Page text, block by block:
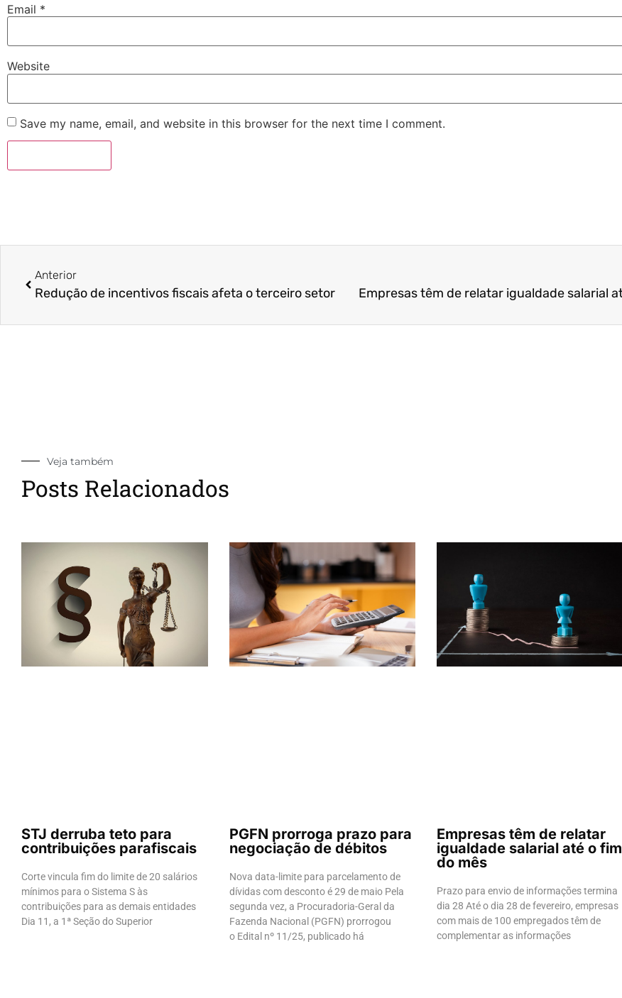
Email *
Website
Save my name, email, and website in this browser for the next time I comment.
Anterior
Redução de incentivos fiscais afeta o terceiro setor
Veja também
Posts Relacionados
STJ derruba teto para
contribuições parafiscais
Corte vincula fim do limite de 20 salários
mínimos para o Sistema S às
contribuições para as demais entidades
Dia 11, a 1ª Seção do Superior
PGFN prorroga prazo para
negociação de débitos
Nova data-limite para parcelamento de
dívidas com desconto é 29 de maio Pela
segunda vez, a Procuradoria-Geral da
Fazenda Nacional (PGFN) prorrogou
o Edital nº 11/25, publicado há
Empresas têm de relatar
igualdade salarial até o fim
do mês
Prazo para envio de informações termina
dia 28 Até o dia 28 de fevereiro, empresas
com mais de 100 empregados têm de
complementar as informações